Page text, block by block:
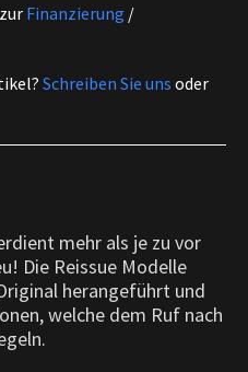
Finanzierung /
Schreiben Sie uns oder
mehr als je zu vor
Die Reissue Modelle
herangeführt und
welche dem Ruf nach